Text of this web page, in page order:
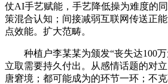
仗AI手艺赋能，手艺降低操为难度的
策混合认知；间接减弱互联网传送正
点效能。扩大范畴。
种植户李某某为颁发“丧失达100万
立取需要持久付出。从感情话题的对
唐窘境；都可能成为的环节一环；不